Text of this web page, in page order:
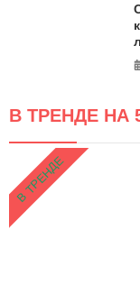
В ТРЕНДЕ НА
В ТРЕНДЕ